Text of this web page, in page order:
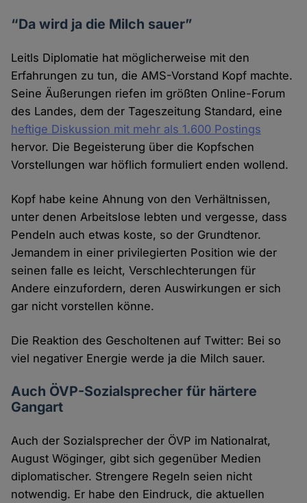
“Da wird ja die Milch sauer”
Leitls Diplomatie hat möglicherweise mit den
Erfahrungen zu tun, die AMS-Vorstand Kopf machte.
Seine Äußerungen riefen im größten Online-Forum
des Landes, dem der Tageszeitung Standard, eine
heftige Diskussion mit mehr als 1.600 Postings
hervor. Die Begeisterung über die Kopfschen
Vorstellungen war höflich formuliert enden wollend.
Kopf habe keine Ahnung von den Verhältnissen,
unter denen Arbeitslose lebten und vergesse, dass
Pendeln auch etwas koste, so der Grundtenor.
Jemandem in einer privilegierten Position wie der
seinen falle es leicht, Verschlechterungen für
Andere einzufordern, deren Auswirkungen er sich
gar nicht vorstellen könne.
Die Reaktion des Gescholtenen auf Twitter: Bei so
viel negativer Energie werde ja die Milch sauer.
Auch ÖVP-Sozialsprecher für härtere
Gangart
Auch der Sozialsprecher der ÖVP im Nationalrat,
August Wöginger, gibt sich gegenüber Medien
diplomatischer. Strengere Regeln seien nicht
notwendig. Er habe den Eindruck, die aktuellen